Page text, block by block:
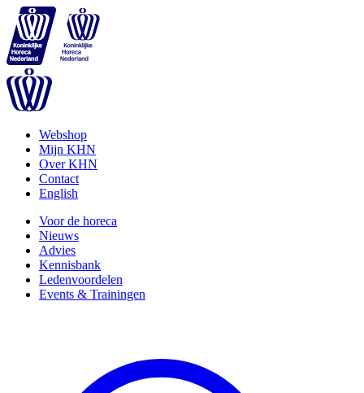
Webshop
Mijn KHN
Over KHN
Contact
English
Voor de horeca
Nieuws
Advies
Kennisbank
Ledenvoordelen
Events & Trainingen